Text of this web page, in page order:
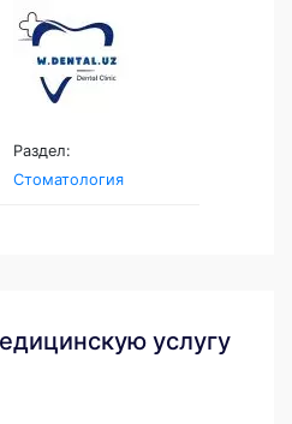
Раздел:
Стоматология
услугу